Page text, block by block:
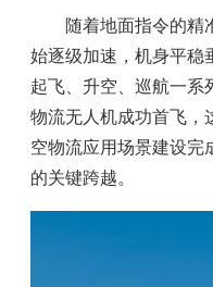
随着地面指令的精
始逐级加速，机身平稳
起飞、升空、巡航一系
物流无人机成功首飞，
空物流应用场景建设完
的关键跨越。